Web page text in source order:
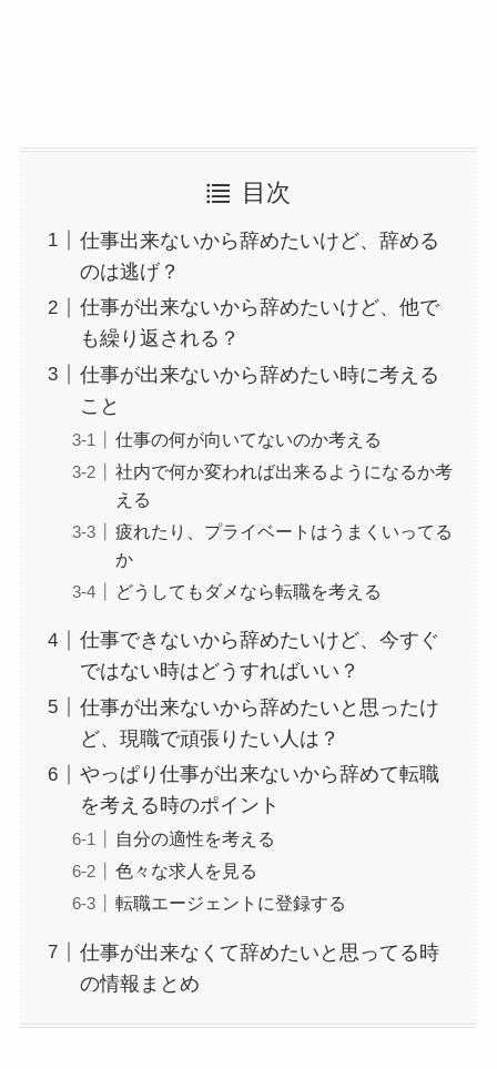
目次
仕事出来ないから辞めたいけど、辞める
のは逃げ？
仕事が出来ないから辞めたいけど、他で
も繰り返される？
仕事が出来ないから辞めたい時に考える
こと
仕事の何が向いてないのか考える
社内で何か変われば出来るようになるか考
える
疲れたり、プライベートはうまくいってる
か
どうしてもダメなら転職を考える
仕事できないから辞めたいけど、今すぐ
ではない時はどうすればいい？
仕事が出来ないから辞めたいと思ったけ
ど、現職で頑張りたい人は？
やっぱり仕事が出来ないから辞めて転職
を考える時のポイント
自分の適性を考える
色々な求人を見る
転職エージェントに登録する
仕事が出来なくて辞めたいと思ってる時
の情報まとめ